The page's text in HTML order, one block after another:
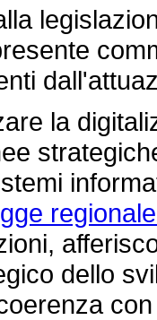
la
dello